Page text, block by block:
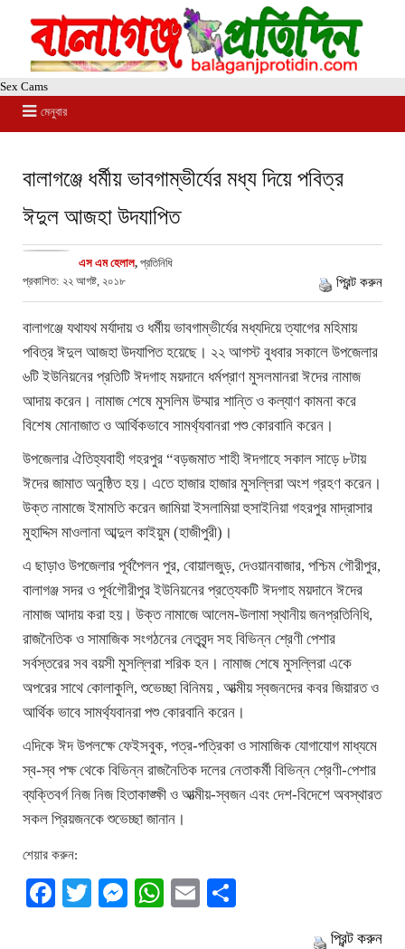
Sex Cams
মেনুবার
বালাগঞ্জে ধর্মীয় ভাবগাম্ভীর্যের মধ্য দিয়ে পবিত্র
ঈদুল আজহা উদযাপিত
এস এম হেলাল, প্রতিনিধি
প্রকাশিত: ২২ আগষ্ট, ২০১৮
প্রিন্ট করুন
বালাগঞ্জে যথাযথ মর্যাদায় ও ধর্মীয় ভাবগাম্ভীর্যের মধ্যদিয়ে ত্যাগের মহিমায়
পবিত্র ঈদুল আজহা উদযাপিত হয়েছে। ২২ আগস্ট বুধবার সকালে উপজেলার
৬টি ইউনিয়নের প্রতিটি ঈদগাহ ময়দানে ধর্মপ্রাণ মুসলমানরা ঈদের নামাজ
আদায় করেন। নামাজ শেষে মুসলিম উম্মার শান্তি ও কল্যাণ কামনা করে
বিশেষ মোনাজাত ও আর্থিকভাবে সামর্থ্যবানরা পশু কোরবানি করেন।
উপজেলার ঐতিহ্যবাহী গহরপুর “বড়জমাত শাহী ঈদগাহে সকাল সাড়ে ৮টায়
ঈদের জামাত অনুষ্ঠিত হয়। এতে হাজার হাজার মুসল্লিরা অংশ গ্রহণ করেন।
উক্ত নামাজে ইমামতি করেন জামিয়া ইসলামিয়া হুসাইনিয়া গহরপুর মাদ্রাসার
মুহাদ্দিস মাওলানা আব্দুল কাইয়ুম (হাজীপুরী)।
এ ছাড়াও উপজেলার পূর্বপৈলন পুর, বোয়ালজুড়, দেওয়ানবাজার, পশ্চিম গৌরীপুর,
বালাগঞ্জ সদর ও পূর্বগৌরীপুর ইউনিয়নের প্রত্যেকটি ঈদগাহ ময়দানে ঈদের
নামাজ আদায় করা হয়। উক্ত নামাজে আলেম-উলামা স্থানীয় জনপ্রতিনিধি,
রাজনৈতিক ও সামাজিক সংগঠনের নেতৃবৃন্দ সহ বিভিন্ন শ্রেণী পেশার
সর্বস্তরের সব বয়সী মুসল্লিরা শরিক হন। নামাজ শেষে মুসল্লিরা একে
অপরের সাথে কোলাকুলি, শুভেচ্ছা বিনিময় , আত্মীয় স্বজনদের কবর জিয়ারত ও
আর্থিক ভাবে সামর্থ্যবানরা পশু কোরবানি করেন।
এদিকে ঈদ উপলক্ষে ফেইসবুক, পত্র-পত্রিকা ও সামাজিক যোগাযোগ মাধ্যমে
স্ব-স্ব পক্ষ থেকে বিভিন্ন রাজনৈতিক দলের নেতাকর্মী বিভিন্ন শ্রেণী-পেশার
ব্যক্তিবর্গ নিজ নিজ হিতাকাঙ্ক্ষী ও আত্মীয়-স্বজন এবং দেশ-বিদেশে অবস্থারত
সকল প্রিয়জনকে শুভেচ্ছা জানান।
শেয়ার করুন:
Facebook
TwitterMessenger
WhatsApp
Email
প্রিন্ট করুন